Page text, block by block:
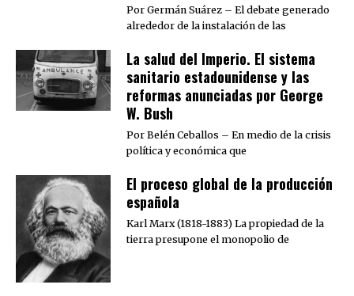
Por Germán Suárez – El debate generado
alrededor de la instalación de las
La salud del Imperio. El sistema
sanitario estadounidense y las
reformas anunciadas por George
W. Bush
Por Belén Ceballos – En medio de la crisis
política y económica que
El proceso global de la producción
española
Karl Marx (1818-1883) La propiedad de la
tierra presupone el monopolio de